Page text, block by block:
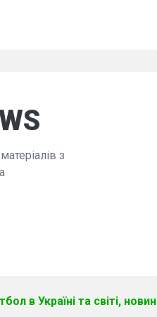
з
в Україні та світі,